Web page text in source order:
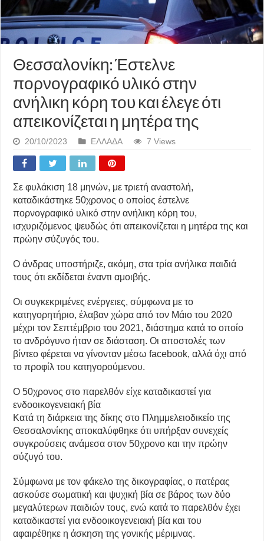
Θεσσαλονίκη: Έστελνε
πορνογραφικό υλικό στην
ανήλικη κόρη του και έλεγε ότι
απεικονίζεται η μητέρα της
20/10/2023 ΕΛΛΑΔΑ 7 Views
Σε φυλάκιση 18 μηνών, με τριετή αναστολή,
καταδικάστηκε 50χρονος ο οποίος έστελνε
πορνογραφικό υλικό στην ανήλικη κόρη του,
ισχυριζόμενος ψευδώς ότι απεικονίζεται η μητέρα της και
πρώην σύζυγός του.
Ο άνδρας υποστήριζε, ακόμη, στα τρία ανήλικα παιδιά
τους ότι εκδίδεται έναντι αμοιβής.
Οι συγκεκριμένες ενέργειες, σύμφωνα με το
κατηγορητήριο, έλαβαν χώρα από τον Μάιο του 2020
μέχρι τον Σεπτέμβριο του 2021, διάστημα κατά το οποίο
το ανδρόγυνο ήταν σε διάσταση. Οι αποστολές των
βίντεο φέρεται να γίνονταν μέσω facebook, αλλά όχι από
το προφίλ του κατηγορούμενου.
Ο 50χρονος στο παρελθόν είχε καταδικαστεί για
ενδοοικογενειακή βία
Κατά τη διάρκεια της δίκης στο Πλημμελειοδικείο της
Θεσσαλονίκης αποκαλύφθηκε ότι υπήρξαν συνεχείς
συγκρούσεις ανάμεσα στον 50χρονο και την πρώην
σύζυγό του.
Σύμφωνα με τον φάκελο της δικογραφίας, ο πατέρας
ασκούσε σωματική και ψυχική βία σε βάρος των δύο
μεγαλύτερων παιδιών τους, ενώ κατά το παρελθόν έχει
καταδικαστεί για ενδοοικογενειακή βία και του
αφαιρέθηκε η άσκηση της γονικής μέριμνας.